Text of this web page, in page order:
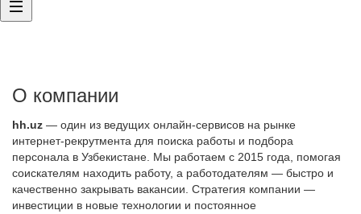
О компании
hh.uz — один из ведущих онлайн-сервисов на рынке
интернет-рекрутмента для поиска работы и подбора
персонала в Узбекистане. Мы работаем с 2015 года, помогая
соискателям находить работу, а работодателям — быстро и
качественно закрывать вакансии. Стратегия компании —
инвестиции в новые технологии и постоянное